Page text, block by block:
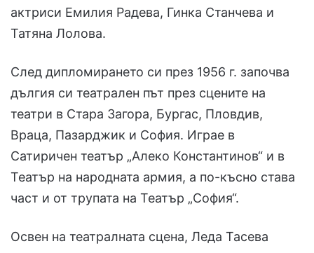
актриси Емилия Радева, Гинка Станчева и
Татяна Лолова.
След дипломирането си през 1956 г. започва
дългия си театрален път през сцените на
театри в Стара Загора, Бургас, Пловдив,
Враца, Пазарджик и София. Играе в
Сатиричен театър „Алеко Константинов“ и в
Театър на народната армия, а по-късно става
част и от трупата на Театър „София“.
Освен на театралната сцена, Леда Тасева